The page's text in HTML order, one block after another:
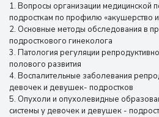
1. Вопросы организации медицинской
подросткам по профилю «акушерство
2. Основные методы обследования в
подросткового гинеколога
3. Патология регуляции
полового развития
4. Воспалительные заболевания
девочек и девушек- подростков
5. Опухоли и опухолевидные
системы у девочек и девушек -